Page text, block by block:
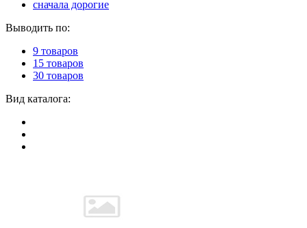
сначала дорогие
Выводить по:
9 товаров
15 товаров
30 товаров
Вид каталога: